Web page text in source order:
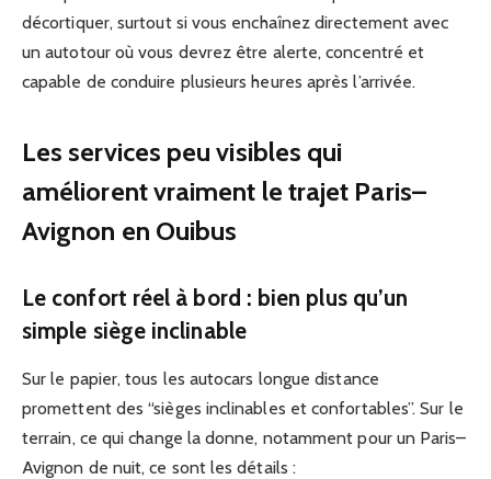
décortiquer, surtout si vous enchaînez directement avec
un autotour où vous devrez être alerte, concentré et
capable de conduire plusieurs heures après l’arrivée.
Les services peu visibles qui
améliorent vraiment le trajet Paris–
Avignon en Ouibus
Le confort réel à bord : bien plus qu’un
simple siège inclinable
Sur le papier, tous les autocars longue distance
promettent des “sièges inclinables et confortables”. Sur le
terrain, ce qui change la donne, notamment pour un Paris–
Avignon de nuit, ce sont les détails :